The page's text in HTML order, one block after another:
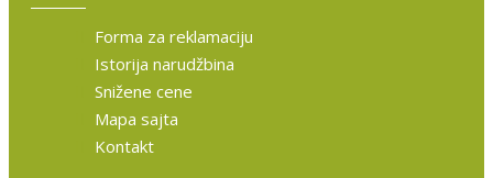
Forma za reklamaciju
Istorija narudžbina
Snižene cene
Mapa sajta
Kontakt